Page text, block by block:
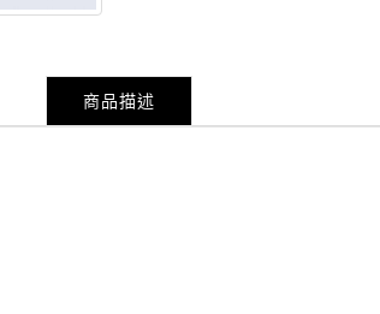
商品描述